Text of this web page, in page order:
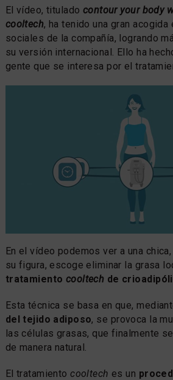
El vídeo, titulado contour your body
cooltech, ha tenido una gran acogida
sociales de la compañía, logrando
su versión internacional. Ello ha
gente que se interesa por el
En el vídeo podemos ver a una
su figura, escoge eliminar la grasa
tratamiento cooltech de
Esta técnica se basa en que,
del tejido adiposo, se provoca la
las células grasas, que finalmente
de manera natural.
El tratamientocooltech es un